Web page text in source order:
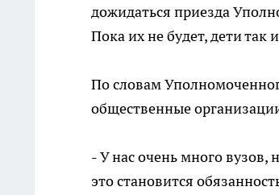
дожидаться приезда
Пока их не будет, дети так
По словам
общественные
- У нас очень много
это становится